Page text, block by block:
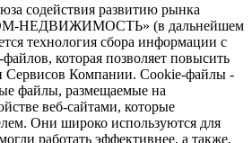
содействия развитию рынка
НЕДВИЖИМОСТЬ» (в дальнейшем
технология сбора информации с
которая позволяет повысить
Сервисов Компании. Сookie-файлы -
файлы, размещаемые на
веб-сайтами, которые
Они широко используются для
работать эффективнее, а также,